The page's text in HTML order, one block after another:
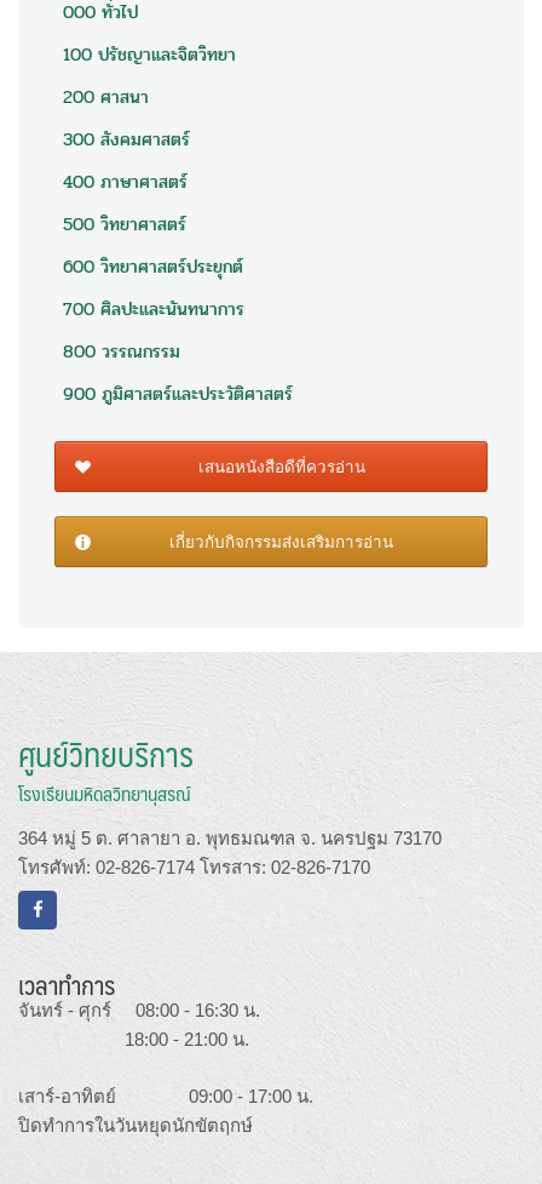
000 ทั่วไป
100 ปรัชญาและจิตวิทยา
200 ศาสนา
300 สังคมศาสตร์
400 ภาษาศาสตร์
500 วิทยาศาสตร์
600 วิทยาศาสตร์ประยุกต์
700 ศิลปะและนันทนาการ
800 วรรณกรรม
900 ภูมิศาสตร์และประวัติศาสตร์
เสนอหนังสือดีที่ควรอ่าน
เกี่ยวกับกิจกรรมส่งเสริมการอ่าน
ศูนย์วิทยบริการ
โรงเรียนมหิดลวิทยานุสรณ์
364 หมู่ 5 ต. ศาลายา อ. พุทธมณฑล จ. นครปฐม 73170
โทรศัพท์: 02-826-7174 โทรสาร: 02-826-7170
เวลาทำการ
จันทร์ - ศุกร์ 08:00 - 16:30 น.
18:00 - 21:00 น.
เสาร์-อาทิตย์ 09:00 - 17:00 น.
ปิดทำการในวันหยุดนักขัตฤกษ์